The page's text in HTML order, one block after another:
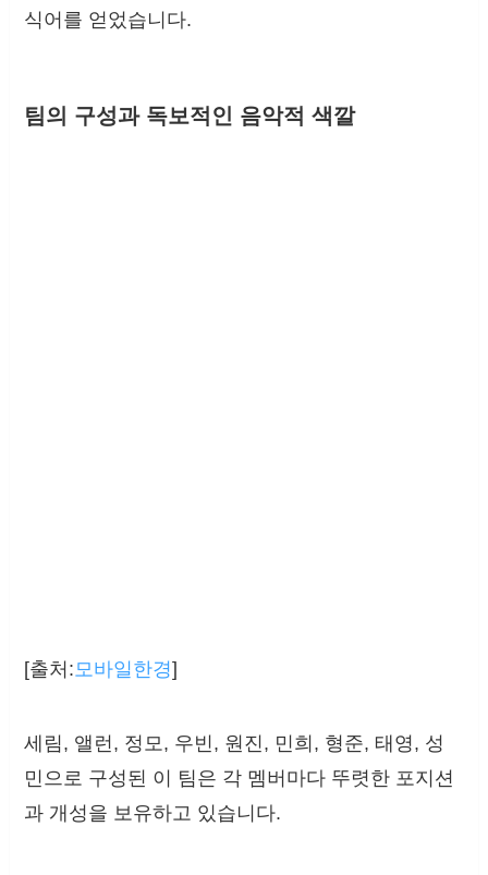
식어를 얻었습니다.
팀의 구성과 독보적인 음악적 색깔
[출처:모바일한경]
세림, 앨런, 정모, 우빈, 원진, 민희, 형준, 태영, 성
민으로 구성된 이 팀은 각 멤버마다 뚜렷한 포지션
과 개성을 보유하고 있습니다.